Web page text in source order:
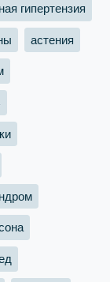
гипертензия
астения